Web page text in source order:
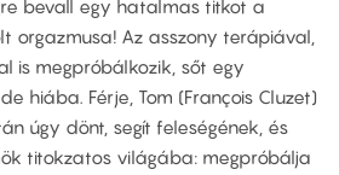
bevall egy hatalmas titkot a
orgazmusa! Az asszony terápiával,
is megpróbálkozik, sőt egy
hiába. Férje, Tom (François Cluzet)
úgy dönt, segít feleségének, és
titokzatos világába: megpróbálja